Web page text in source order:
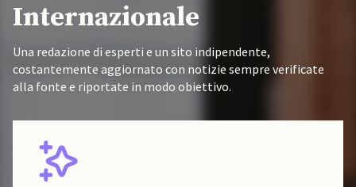
Internazionale
Una redazione di esperti e un sito indipendente,
costantemente aggiornato con notizie sempre verificate
alla fonte e riportate in modo obiettivo.